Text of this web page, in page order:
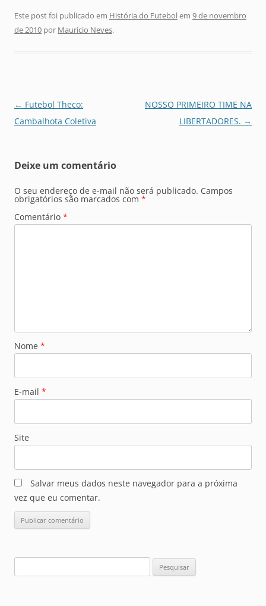
Este post foi publicado em História do Futebolem 9 de novembro
de 2010 por Mauricio Neves.
Navegação
de
← Futebol Theco:
Cambalhota Coletiva
NOSSO PRIMEIRO TIME NA
LIBERTADORES. →
Deixe um comentário
O seu endereço de e-mail não será publicado. Campos
obrigatórios são marcados com *
Comentário *
Nome *
E-mail *
Site
Salvar meus dados neste navegador para a próxima
vez que eu comentar.
por: